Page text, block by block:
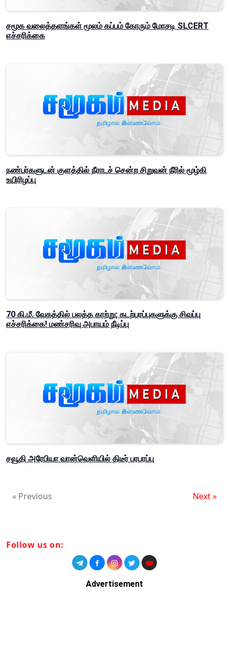
சமூக வலைத்தளங்கள் மூலம் கப்பம் கோரும் மோசடி SLCERT
எச்சரிக்கை
நண்பர்களுடன் குளத்தில் நீராடச் சென்ற சிறுவன் நீரில் மூழ்கி
உயிரிழப்பு
70 கி.மீ. வேகத்தில் பலத்த காற்று; கடற்பரப்புகளுக்கு சிவப்பு
எச்சரிக்கை! மண்சரிவு அபாயம் நீடிப்பு
சவூதி அரேபியா வான்வெளியில் திடீர் பரபரப்பு
« Previous Next »
Follow us on:
Advertisement